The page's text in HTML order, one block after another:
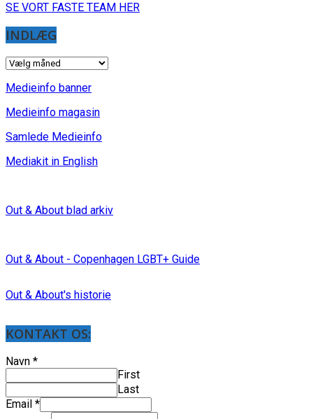
SE VORT FASTE TEAM HER
INDLÆG
INDLÆG
Medieinfo banner
Medieinfo magasin
Samlede Medieinfo
Mediakit in English
Out & About blad arkiv
Out & About - Copenhagen LGBT+ Guide
Out & About's historie
KONTAKT OS:
Navn *
First
Last
Email *